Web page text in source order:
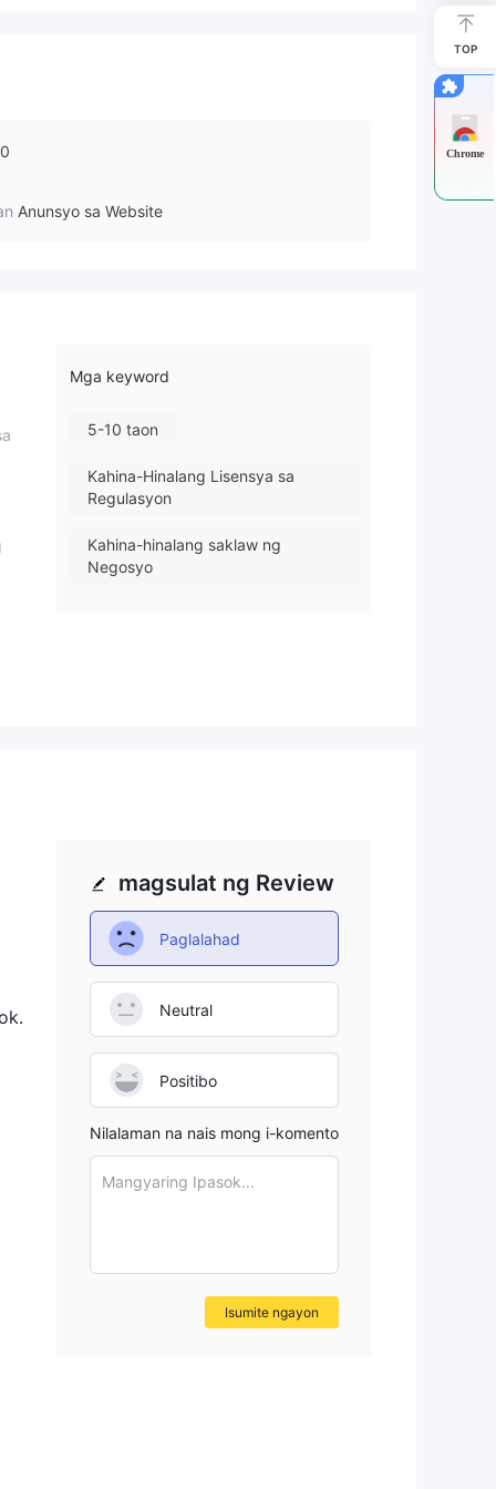
Anunsyo sa Website
Mga keyword
5-10 taon
Kahina-Hinalang Lisensya sa
Regulasyon
Kahina-hinalang saklaw ng
Negosyo
magsulat ng Review
Paglalahad
Neutral
Positibo
Nilalaman na nais mong i-komento
Mangyaring Ipasok...
Isumite ngayon
TOP
Chrome